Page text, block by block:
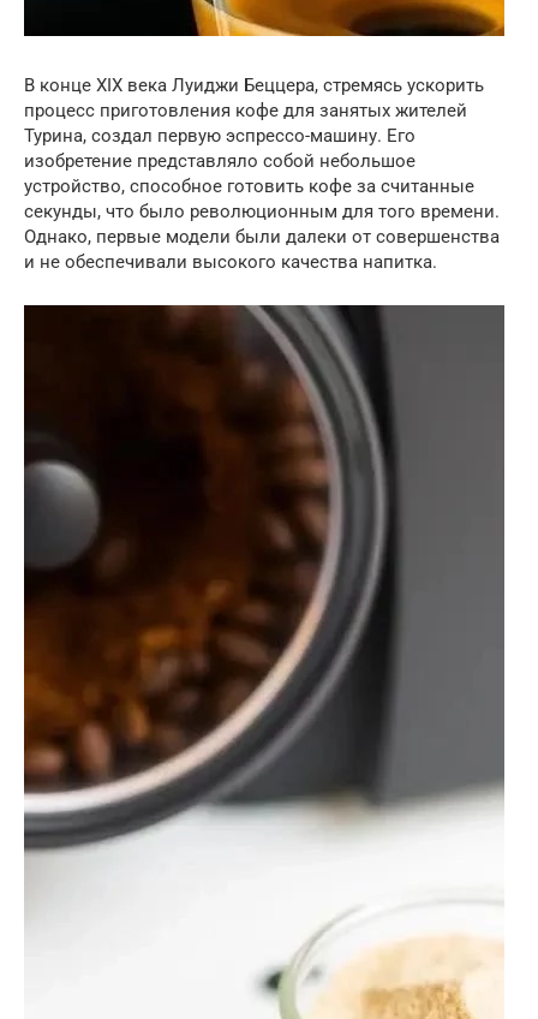
В конце XIX века Луиджи Беццера, стремясь ускорить
процесс приготовления кофе для занятых жителей
Турина, создал первую эспрессо-машину. Его
изобретение представляло собой небольшое
устройство, способное готовить кофе за считанные
секунды, что было революционным для того времени.
Однако, первые модели были далеки от совершенства
и не обеспечивали высокого качества напитка.